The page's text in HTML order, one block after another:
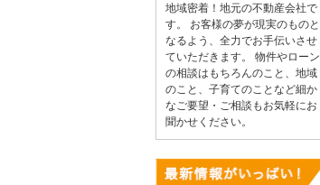
地域密着！地元の不動産会社で
す。 お客様の夢が現実のものと
なるよう、全力でお手伝いさせ
ていただきます。 物件やローン
の相談はもちろんのこと、地域
のこと、子育てのことなど細か
なご要望・ご相談もお気軽にお
聞かせください。